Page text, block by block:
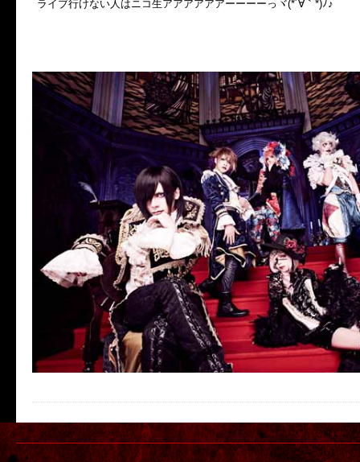
ライブ行けない人はニコ生アアアアアアーーーーっヾ(*´∀｀*)ﾉ♪